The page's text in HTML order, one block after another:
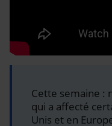
Cette semaine :
qui a affecté
Unis et en